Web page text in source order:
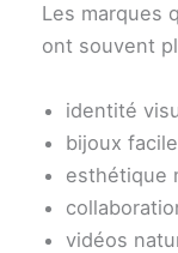
Les marques
ont souvent
identité
bijoux
esthétique
vidéos